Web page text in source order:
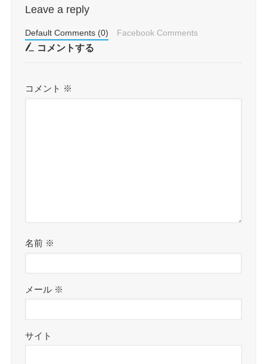
Leave a reply
Default Comments (0) Facebook Comments
コメントする
コメント ※
名前 ※
メール ※
サイト